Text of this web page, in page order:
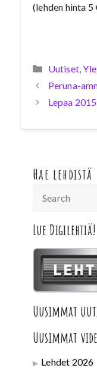
(lehden hinta 5
Kategoriat
Uutiset ,
Peruna-
Lepaa
Hae lehdistä
Lue Digilehtiä!
Uusimmat
Uusimmat
Lehdet 2026